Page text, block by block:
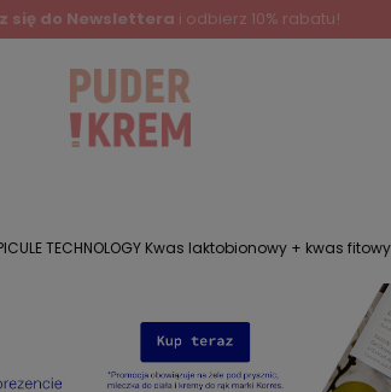
się do Newslettera i odbierz 10% rabatu!
TECHNOLOGY Kwas laktobionowy + kwas